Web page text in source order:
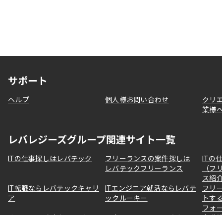
サポート
ヘルプ 個人様お問い合わせ
クリ
業様
レバレジーズグループ関連サイト一覧
ITの仕事探しはレバテック
フリーランスの案件探しは
レバテックフリーランス
ITの
（フ
ス紹
IT転職ならレバテックキャリ
ア
ITエンジニア就活ならレバテ
ックルーキー
フリ
トす
フォ